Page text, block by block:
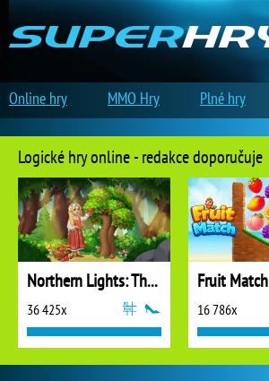
Logické hry online - redakce doporučuje
Northern Lights: The Secret of the Forest
36 425x
Fruit Match
16 786x
Online hry MMO Hry Plné hry